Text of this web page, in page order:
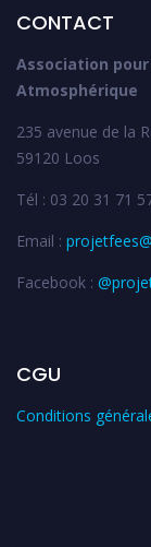
CONTACT
Association
Atmosphérique
235 avenue de la
59120 Loos
Tél : 03 20 31 71
Email :
Facebook :
CGU
Conditions